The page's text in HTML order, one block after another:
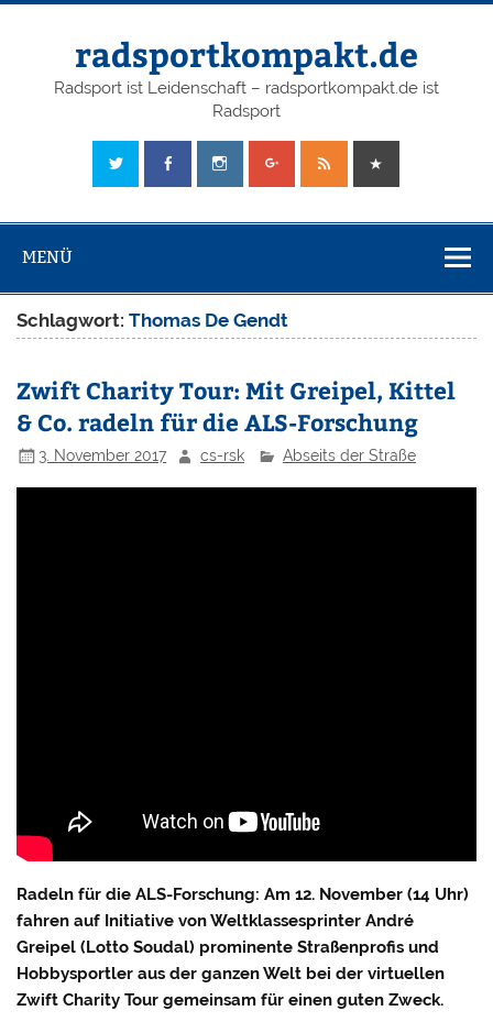
radsportkompakt.de
Radsport ist Leidenschaft – radsportkompakt.de ist
Radsport
MENÜ
Schlagwort:Thomas De Gendt
Zwift Charity Tour: Mit Greipel, Kittel
& Co. radeln für die ALS-Forschung
3. November 2017 cs-rsk Abseits der Straße
Radeln für die ALS-Forschung: Am 12. November (14 Uhr)
fahren auf Initiative von Weltklassesprinter André
Greipel (Lotto Soudal) prominente Straßenprofis und
Hobbysportler aus der ganzen Welt bei der virtuellen
Zwift Charity Tour gemeinsam für einen guten Zweck.